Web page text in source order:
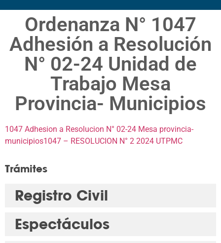
Ordenanza N° 1047
Adhesión a Resolución
N° 02-24 Unidad de
Trabajo Mesa
Provincia- Municipios
1047 Adhesion a Resolucion N° 02-24 Mesa provincia-
municipios1047 – RESOLUCION N° 2 2024 UTPMC
Trámites
Registro Civil
Espectáculos